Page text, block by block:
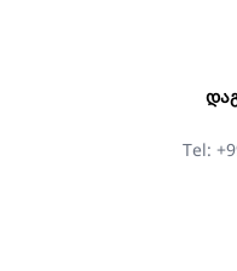
Tel: